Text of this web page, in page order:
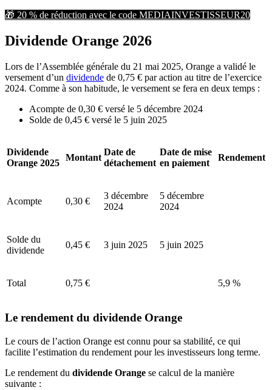
🎁 20 % de réduction avec le code MEDIAINVESTISSEUR20
Dividende Orange 2026
Lors de l’Assemblée générale du 21 mai 2025, Orange a validé le
versement d’un dividende de 0,75 € par action au titre de l’exercice
2024. Comme à son habitude, le versement se fera en deux temps :
Acompte de 0,30 € versé le 5 décembre 2024
Solde de 0,45 € versé le 5 juin 2025
Dividende
Orange 2025
Montant
Date de
détachement
Date de mise
en paiement
Rendement
Acompte 0,30 €
3 décembre
2024
5 décembre
2024
Solde du
dividende
0,45 € 3 juin 2025 5 juin 2025
Total 0,75 € 5,9 %
Le rendement du dividende Orange
Le cours de l’action Orange est connu pour sa stabilité, ce qui
facilite l’estimation du rendement pour les investisseurs long terme.
Le rendement du dividende Orange se calcul de la manière
suivante :